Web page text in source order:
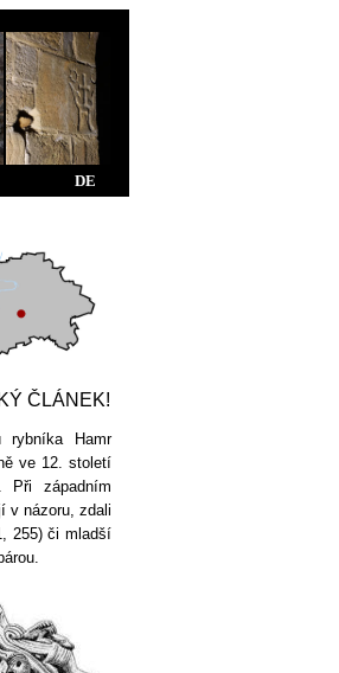
DE
ČLÁNEK!
rybníka Hamr
ve 12. století
Při západním
v názoru, zdali
255) či mladší